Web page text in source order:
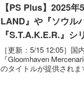
【PS Plus】2025
LAND』や『ソウル
『S.T.A.K.E.R.』
アップ［※更新］
［更新：5/15 12:05］
『Gloomhaven
のタイトルが提供され